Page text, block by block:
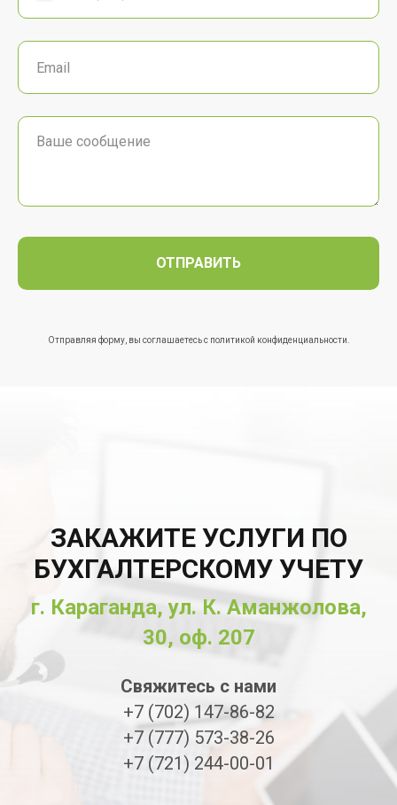
ОТПРАВИТЬ
Отправляя форму, вы соглашаетесь с политикой конфиденциальности
ЗАКАЖИТЕ УСЛУГИ ПО
БУХГАЛТЕРСКОМУ УЧЕТУ
г. Караганда, ул. К. Аманжолова,
30, оф. 207
Свяжитесь с нами
+7 (702) 147-86-82
+7 (777) 573-38-26
+7 (721) 244-00-01